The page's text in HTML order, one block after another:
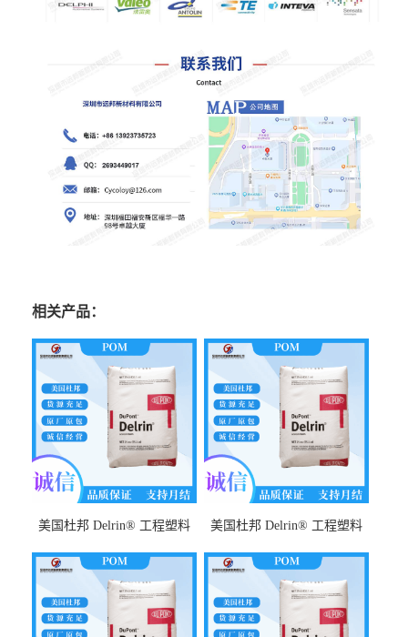
相关产品：
美国杜邦 Delrin® 工程塑料
学性 高流动性 耐磨 耐高温
美国杜邦 Delrin® 工程塑料
耐化学性 耐冲击性